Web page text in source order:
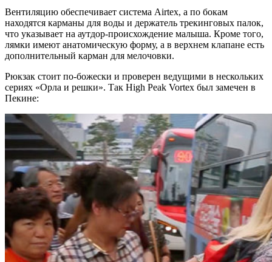
Вентиляцию обеспечивает система Airtex, а по бокам
находятся карманы для воды и держатель трекинговых палок,
что указывает на аутдор-происхождение малыша. Кроме того,
лямки имеют анатомическую форму, а в верхнем клапане есть
дополнительный карман для мелочовки.
Рюкзак стоит по-божески и проверен ведущими в нескольких
сериях «Орла и решки». Так High Peak Vortex был замечен в
Пекине: